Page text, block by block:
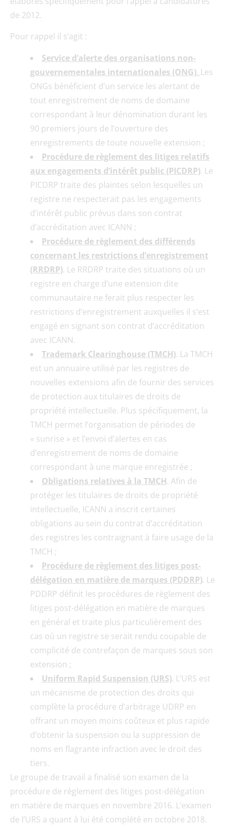
de 2012.
Pour rappel il s’agit :
Service d’alerte des organisations non-
gouvernementales internationales (ONG). Les
ONGs bénéficient d’un service les alertant de
tout enregistrement de noms de domaine
correspondant à leur dénomination durant les
90 premiers jours de l’ouverture des
enregistrements de toute nouvelle extension ;
Procédure de règlement des litiges relatifs
aux engagements d’intérêt public (PICDRP). Le
PICDRP traite des plaintes selon lesquelles un
registre ne respecterait pas les engagements
d’intérêt public prévus dans son contrat
d’accréditation avec ICANN ;
Procédure de règlement des différends
concernant les restrictions d’enregistrement
(RRDRP). Le RRDRP traite des situations où un
registre en charge d’une extension dite
communautaire ne ferait plus respecter les
restrictions d’enregistrement auxquelles il s’est
engagé en signant son contrat d’accréditation
avec ICANN.
Trademark Clearinghouse (TMCH). La TMCH
est un annuaire utilisé par les registres de
nouvelles extensions afin de fournir des services
de protection aux titulaires de droits de
propriété intellectuelle. Plus spécifiquement, la
TMCH permet l’organisation de périodes de
« sunrise » et l’envoi d’alertes en cas
d’enregistrement de noms de domaine
correspondant à une marque enregistrée ;
Obligations relatives à la TMCH. Afin de
protéger les titulaires de droits de propriété
intellectuelle, ICANN a inscrit certaines
obligations au sein du contrat d’accréditation
des registres les contraignant à faire usage de la
TMCH ;
Procédure de règlement des litiges post-
délégation en matière de marques (PDDRP). Le
PDDRP définit les procédures de règlement des
litiges post-délégation en matière de marques
en général et traite plus particulièrement des
cas où un registre se serait rendu coupable de
complicité de contrefaçon de marques sous son
extension ;
Uniform Rapid Suspension (URS). L’URS est
un mécanisme de protection des droits qui
complète la procédure d’arbitrage UDRP en
offrant un moyen moins coûteux et plus rapide
d’obtenir la suspension ou la suppression de
noms en flagrante infraction avec le droit des
tiers.
Le groupe de travail a finalisé son examen de la
procédure de règlement des litiges post-délégation
en matière de marques en novembre 2016. L’examen
de l’URS a quant à lui été complété en octobre 2018.